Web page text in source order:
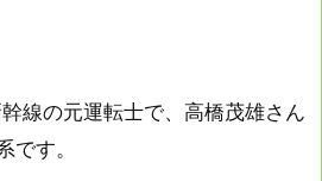
線の元運転士で、高橋茂雄さん
です。